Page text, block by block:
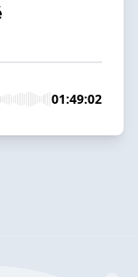
01:49:02